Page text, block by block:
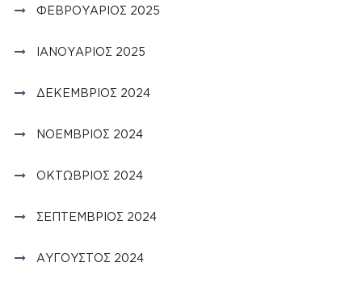
ΦΕΒΡΟΥΆΡΙΟΣ 2025
ΙΑΝΟΥΆΡΙΟΣ 2025
ΔΕΚΈΜΒΡΙΟΣ 2024
ΝΟΈΜΒΡΙΟΣ 2024
ΟΚΤΏΒΡΙΟΣ 2024
ΣΕΠΤΈΜΒΡΙΟΣ 2024
ΑΎΓΟΥΣΤΟΣ 2024